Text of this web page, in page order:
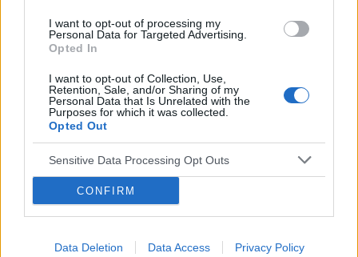
I want to opt-out of processing my
Personal Data for Targeted Advertising.
Opted In
I want to opt-out of Collection, Use,
Retention, Sale, and/or Sharing of my
Personal Data that Is Unrelated with the
Purposes for which it was collected.
Opted Out
Sensitive Data Processing Opt Outs
CONFIRM
Data Deletion Data Access Privacy Policy